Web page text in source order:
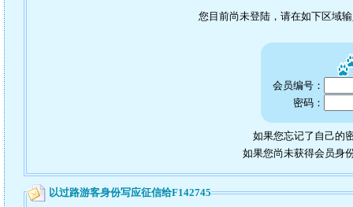
您目前尚未登陆，请在如下区域
会员编号：
密码：
如果您忘记了自己的
如果您尚未获得会员身
以过路游客身份写应征信给F142745